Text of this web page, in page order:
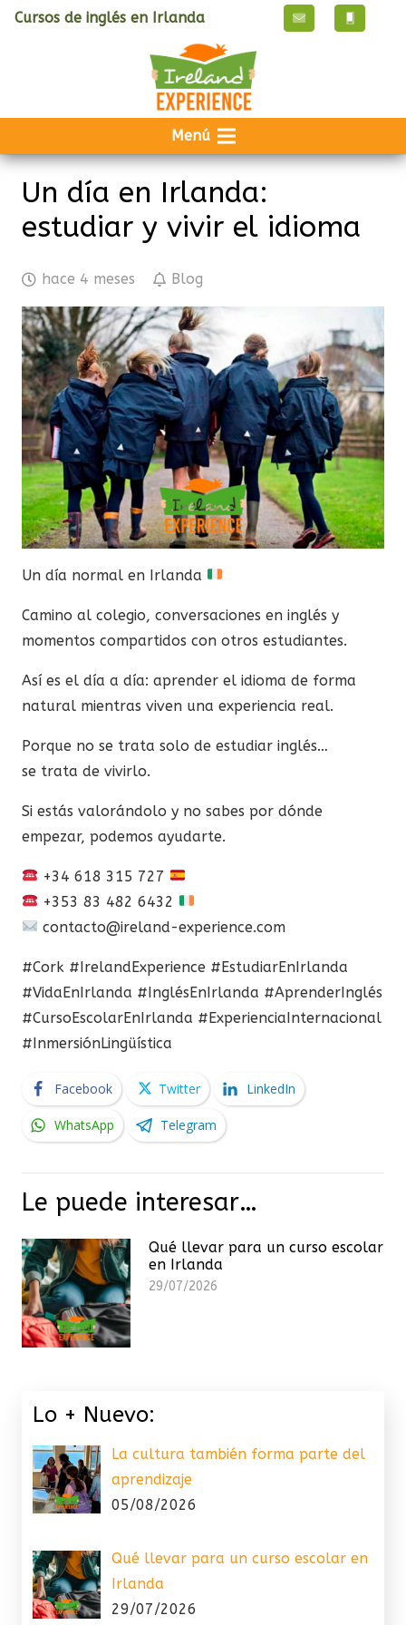
Cursos de inglés en Irlanda
Menú
Un día en Irlanda:
estudiar y vivir el idioma
hace 4 meses Blog
Un día normal en Irlanda
Camino al colegio, conversaciones en inglés y
momentos compartidos con otros estudiantes.
Así es el día a día: aprender el idioma de forma
natural mientras viven una experiencia real.
Porque no se trata solo de estudiar inglés…
se trata de vivirlo.
Si estás valorándolo y no sabes por dónde
empezar, podemos ayudarte.
+34 618 315 727
+353 83 482 6432
contacto@ireland-experience.com
#Cork #IrelandExperience #EstudiarEnIrlanda
#VidaEnIrlanda #InglésEnIrlanda #AprenderInglés
#CursoEscolarEnIrlanda #ExperienciaInternacional
#InmersiónLingüística
Facebook Twitter LinkedIn
WhatsApp Telegram
Le puede interesar…
Qué llevar para un curso escolar
en Irlanda
29/07/2026
Lo + Nuevo:
La cultura también forma parte del
aprendizaje
05/08/2026
Qué llevar para un curso escolar en
Irlanda
29/07/2026